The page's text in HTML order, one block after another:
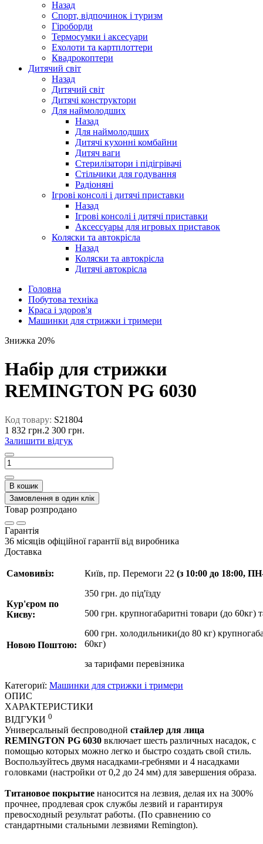
Назад
Спорт, відпочинок і туризм
Гіроборди
Термосумки і аксесуари
Ехолоти та картплоттери
Квадрокоптери
Дитячий світ
Назад
Дитячий світ
Дитячі конструктори
Для наймолодших
Назад
Для наймолодших
Дитячі кухонні комбайни
Дитяч ваги
Стерилізатори і підігрівачі
Стільчики для годування
Радіоняні
Ігрові консолі і дитячі приставки
Назад
Ігрові консолі і дитячі приставки
Аксессуары для игровых приставок
Коляски та автокрісла
Назад
Коляски та автокрісла
Дитячі автокрісла
Головна
Побутова техніка
Краса і здоров'я
Машинки для стрижки і тримери
Знижка 20%
Набір для стрижки
REMINGTON PG 6030
Код товару: S21804
1 832 грн.2 300 грн.
Залишити відгук
В кошик
Замовлення в один клік
Товар розпродано
Гарантія
36 місяців офіційної гарантії від виробника
Доставка
Самовивіз:
Кур'єром по
Києву:
Новою Поштою:
Київ, пр. Перемоги 22 (з 10:00 до 18:00,
350 грн. до під'їзду
500 грн. крупногабаритні товари (до 60кг)
600 грн. холодильники(до 80 кг)
60кг)
за тарифами перевізника
Категориї: Машинки для стрижки і тримери
ОПИС
ХАРАКТЕРИСТИКИ
ВІДГУКИ 0
Универсальный беспроводной cтайлер для лица
REMINGTON PG 6030 включает шесть различных насадок, с
помощью которых можно легко и быстро создать свой стиль.
Воспользуйтесь двумя насадками-гребнями и 4 насадками
головками (настройки от 0,2 до 24 мм) для завершения образа.
Титановое покрытие наносится на лезвия, делая их на 300%
прочнее, продлевая срок службы лезвий и гарантируя
превосходный результат работы. (По сравнению со
стандартными стальными лезвиями Remington).